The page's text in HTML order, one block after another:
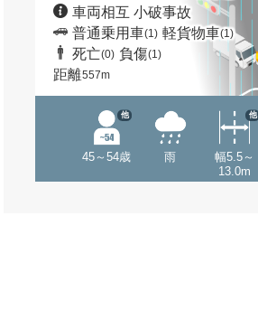
車両相互 小破事故
普通乗用車(1) 軽貨物車(1)
死亡(0) 負傷(1)
距離557m
45～54歳
他
雨
幅5.5～
13.0m
他